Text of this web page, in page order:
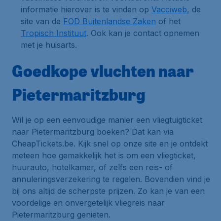
informatie hierover is te vinden op Vacciweb, de
site van de FOD Buitenlandse Zaken of het
Tropisch Instituut. Ook kan je contact opnemen
met je huisarts.
Goedkope vluchten naar
Pietermaritzburg
Wil je op een eenvoudige manier een vliegtuigticket
naar Pietermaritzburg boeken? Dat kan via
CheapTickets.be. Kijk snel op onze site en je ontdekt
meteen hoe gemakkelijk het is om een vliegticket,
huurauto, hotelkamer, of zelfs een reis- of
annuleringsverzekering te regelen. Bovendien vind je
bij ons altijd de scherpste prijzen. Zo kan je van een
voordelige en onvergetelijk vliegreis naar
Pietermaritzburg genieten.